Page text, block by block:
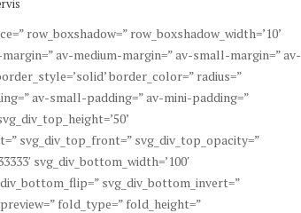
row_boxshadow=” row_boxshadow_width=’10’
av-medium-margin=” av-small-margin=” av-
border_color=” radius=”
av-small-padding=” av-mini-padding=”
svg_div_top_front=” svg_div_top_opacity=”
svg_div_bottom_width=’100′
svg_div_bottom_invert=”
fold_type=” fold_height=”